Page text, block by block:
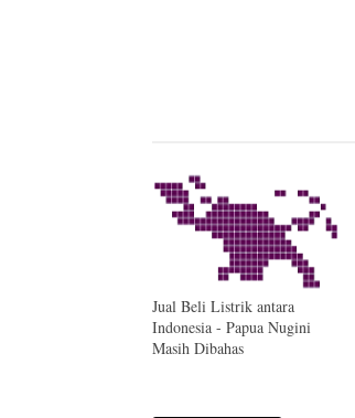
Jual Beli Listrik antara
Indonesia - Papua Nugini
Masih Dibahas